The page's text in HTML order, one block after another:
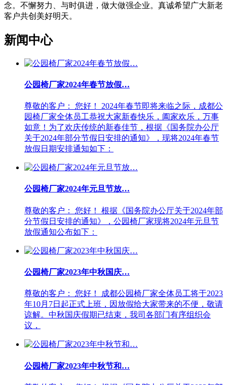
念。不懈努力、与时俱进，做大做强企业。真诚希望广大新老
客户共创美好明天。
新闻中心
公园椅厂家2024年春节放假…
尊敬的客户： 您好！ 2024年春节即将来临之际，成都公
园椅厂家全体员工恭祝大家新春快乐，阖家欢乐，万事
如意！为了欢庆传统的新春佳节，根据《国务院办公厅
关于2024年部分节假日安排的通知》，现将2024年春节
放假日期安排通知如下：
公园椅厂家2024年元旦节放…
尊敬的客户： 您好！ 根据《国务院办公厅关于2024年部
分节假日安排的通知》，公园椅厂家现将2024年元旦节
放假通知公布如下：
公园椅厂家2023年中秋国庆…
尊敬的客户： 您好！ 成都公园椅厂家全体员工将于2023
年10月7日起正式上班，因放假给大家带来的不便，敬请
谅解。中秋国庆假期已结束，我司各部门有序组织会
议，
公园椅厂家2023年中秋节和…